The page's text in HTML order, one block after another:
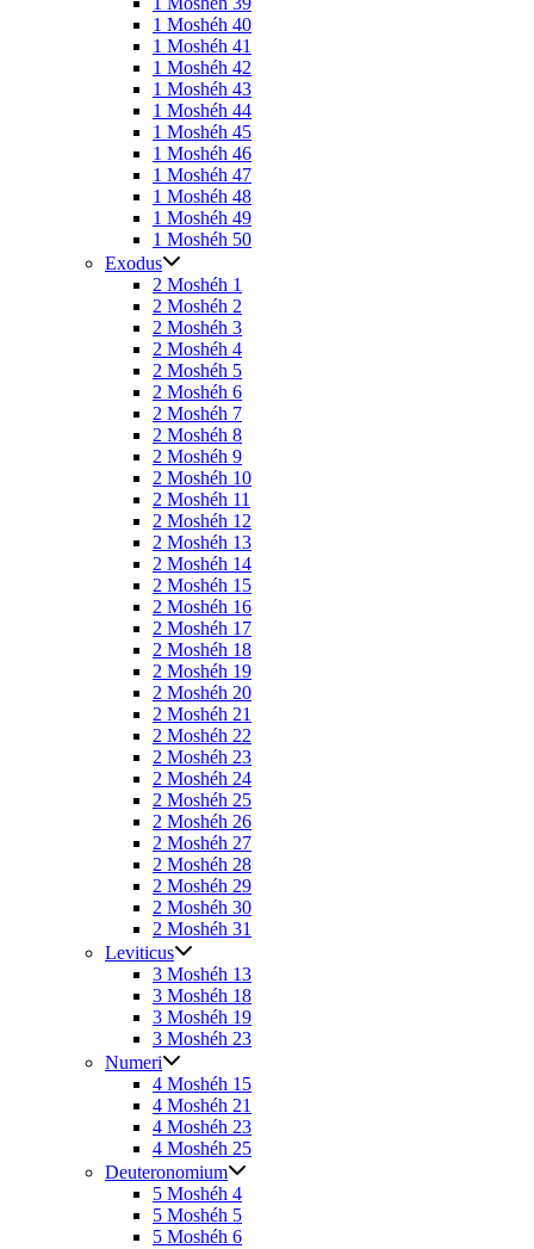
1 Moshéh 40
1 Moshéh 41
1 Moshéh 42
1 Moshéh 43
1 Moshéh 44
1 Moshéh 45
1 Moshéh 46
1 Moshéh 47
1 Moshéh 48
1 Moshéh 49
1 Moshéh 50
Exodus
2 Moshéh 1
2 Moshéh 2
2 Moshéh 3
2 Moshéh 4
2 Moshéh 5
2 Moshéh 6
2 Moshéh 7
2 Moshéh 8
2 Moshéh 9
2 Moshéh 10
2 Moshéh 11
2 Moshéh 12
2 Moshéh 13
2 Moshéh 14
2 Moshéh 15
2 Moshéh 16
2 Moshéh 17
2 Moshéh 18
2 Moshéh 19
2 Moshéh 20
2 Moshéh 21
2 Moshéh 22
2 Moshéh 23
2 Moshéh 24
2 Moshéh 25
2 Moshéh 26
2 Moshéh 27
2 Moshéh 28
2 Moshéh 29
2 Moshéh 30
2 Moshéh 31
Leviticus
3 Moshéh 13
3 Moshéh 18
3 Moshéh 19
3 Moshéh 23
Numeri
4 Moshéh 15
4 Moshéh 21
4 Moshéh 23
4 Moshéh 25
Deuteronomium
5 Moshéh 4
5 Moshéh 5
5 Moshéh 6